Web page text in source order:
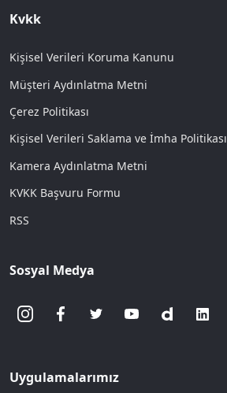
Kvkk
Kişisel Verileri Koruma Kanunu
Müşteri Aydınlatma Metni
Çerez Politikası
Kişisel Verileri Saklama ve İmha Politikası
Kamera Aydınlatma Metni
KVKK Başvuru Formu
RSS
Sosyal Medya
Uygulamalarımız